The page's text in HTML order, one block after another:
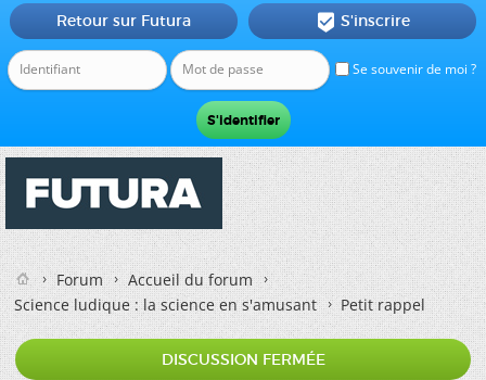
Se souvenir de moi ?
Retour sur Futura  S'inscrire
Forum
Accueil du forum
Science ludique : la science en s'amusant
Petit rappel
DISCUSSION FERMÉE